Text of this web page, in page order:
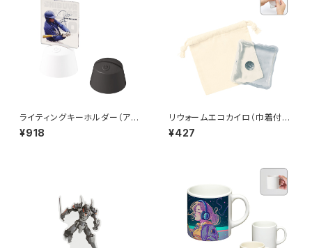
ライティングキーホルダー（アク
リル板対応） MG
¥918
リウォームエコカイロ（巾着付）
ナチュラル MG
¥427